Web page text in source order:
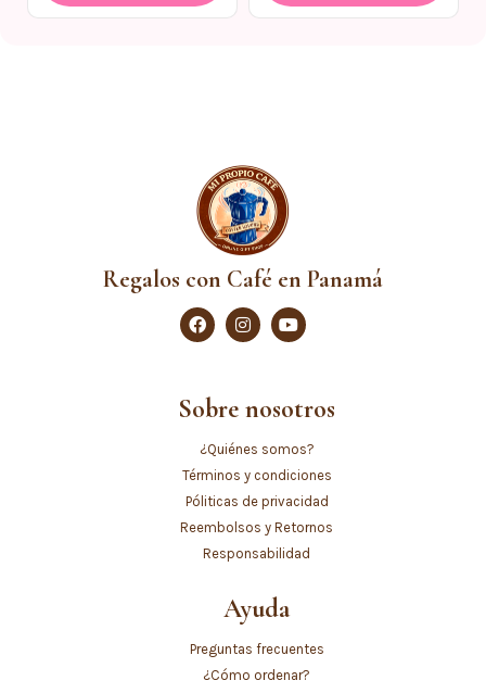
Regalos con Café en Panamá
Sobre nosotros
¿Quiénes somos?
Términos y condiciones
Póliticas de privacidad
Reembolsos y Retornos
Responsabilidad
Ayuda
Preguntas frecuentes
¿Cómo ordenar?